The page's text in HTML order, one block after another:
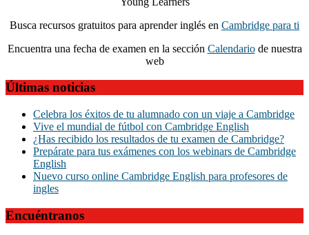
Busca recursos gratuitos para aprender inglés en Cambridge para ti
Encuentra una fecha de examen en la sección Calendariode nuestra
web
Últimas noticias
Celebra los éxitos de tu alumnado con un viaje a Cambridge
Vive el mundial de fútbol con Cambridge English
¿Has recibido los resultados de tu examen de Cambridge?
Prepárate para tus exámenes con los webinars de Cambridge
English
Nuevo curso online Cambridge English para profesores de
ingles
Encuéntranos